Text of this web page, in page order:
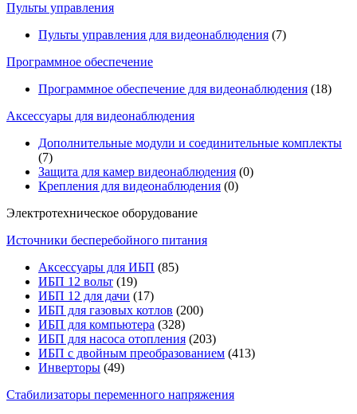
Пульты управления
Пульты управления для видеонаблюдения (7)
Программное обеспечение
Программное обеспечение для видеонаблюдения (18)
Аксессуары для видеонаблюдения
Дополнительные модули и соединительные комплекты
(7)
Защита для камер видеонаблюдения (0)
Крепления для видеонаблюдения (0)
Электротехническое оборудование
Источники бесперебойного питания
Аксессуары для ИБП (85)
ИБП 12 вольт (19)
ИБП 12 для дачи (17)
ИБП для газовых котлов (200)
ИБП для компьютера (328)
ИБП для насоса отопления (203)
ИБП с двойным преобразованием (413)
Инверторы (49)
Стабилизаторы переменного напряжения